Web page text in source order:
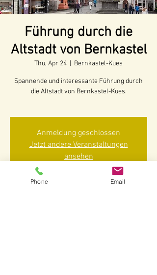
Führung durch die
Altstadt von Bernkastel
Thu, Apr 24 Bernkastel-Kues
Spannende und interessante Führung durch
die Altstadt von Bernkastel-Kues.
Anmeldung geschlossen
Jetzt andere Veranstaltungen
ansehen
Phone Email